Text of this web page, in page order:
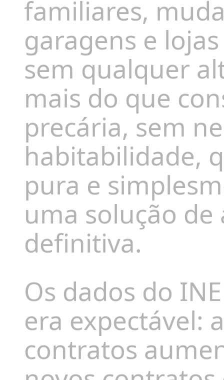
familiares,
garagens e
sem qualquer
mais do que
precária, sem
habitabilidade,
pura e
uma solução
definitiva.
Os dados do
era expectável:
contratos